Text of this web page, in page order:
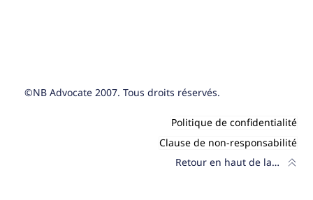
©NB Advocate 2007. Tous droits réservés.
Politique de confidentialité
Clause de non-responsabilité
Retour en haut de la page